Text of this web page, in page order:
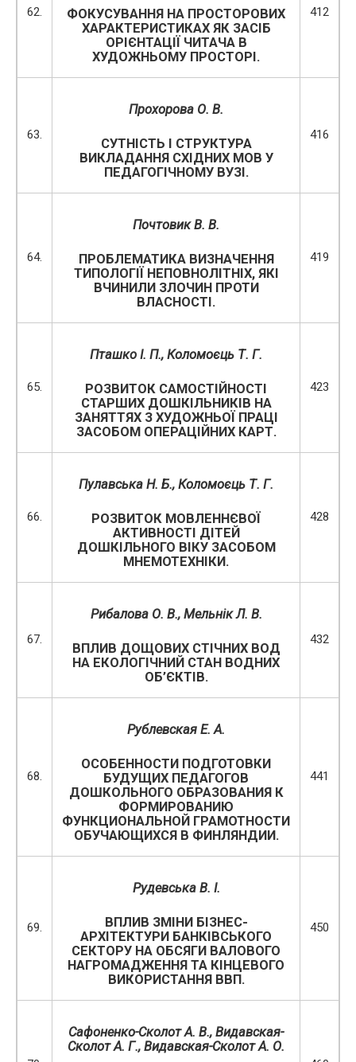
62.
ФОКУСУВАННЯ НА ПРОСТОРОВИХ
ХАРАКТЕРИСТИКАХ ЯК ЗАСІБ
ОРІЄНТАЦІЇ ЧИТАЧА В
ХУДОЖНЬОМУ ПРОСТОРІ.
412
63.
Прохорова О. В.
СУТНІСТЬ І СТРУКТУРА
ВИКЛАДАННЯ СХІДНИХ МОВ У
ПЕДАГОГІЧНОМУ ВУЗІ.
416
64.
Почтовик В. В.
ПРОБЛЕМАТИКА ВИЗНАЧЕННЯ
ТИПОЛОГІЇ НЕПОВНОЛІТНІХ, ЯКІ
ВЧИНИЛИ ЗЛОЧИН ПРОТИ
ВЛАСНОСТІ.
419
65.
Пташко І. П., Коломоєць Т. Г.
РОЗВИТОК САМОСТІЙНОСТІ
СТАРШИХ ДОШКІЛЬНИКІВ НА
ЗАНЯТТЯХ З ХУДОЖНЬОЇ ПРАЦІ
ЗАСОБОМ ОПЕРАЦІЙНИХ КАРТ.
423
66.
Пулавська Н. Б., Коломоєць Т. Г.
РОЗВИТОК МОВЛЕННЄВОЇ
АКТИВНОСТІ ДІТЕЙ
ДОШКІЛЬНОГО ВІКУ ЗАСОБОМ
МНЕМОТЕХНІКИ.
428
67.
Рибалова О. В., Мельнік Л. В.
ВПЛИВ ДОЩОВИХ СТІЧНИХ ВОД
НА ЕКОЛОГІЧНИЙ СТАН ВОДНИХ
ОБ’ЄКТІВ.
432
68.
Рублевская Е. А.
ОСОБЕННОСТИ ПОДГОТОВКИ
БУДУЩИХ ПЕДАГОГОВ
ДОШКОЛЬНОГО ОБРАЗОВАНИЯ К
ФОРМИРОВАНИЮ
ФУНКЦИОНАЛЬНОЙ ГРАМОТНОСТИ
ОБУЧАЮЩИХСЯ В ФИНЛЯНДИИ.
441
69.
Рудевська В. І.
ВПЛИВ ЗМІНИ БІЗНЕС-
АРХІТЕКТУРИ БАНКІВСЬКОГО
СЕКТОРУ НА ОБСЯГИ ВАЛОВОГО
НАГРОМАДЖЕННЯ ТА КІНЦЕВОГО
ВИКОРИСТАННЯ ВВП.
450
Сафоненко-Сколот А. В., Видавская-
Сколот А. Г., Видавская-Сколот А. О.